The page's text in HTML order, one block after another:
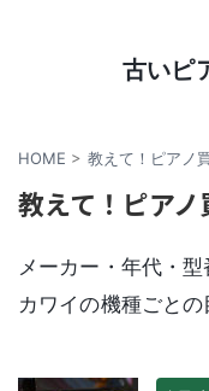
古いピ
HOME > 教えて！ピアノ
教えて！ピア
メーカー・年代・
カワイの機種ごとの